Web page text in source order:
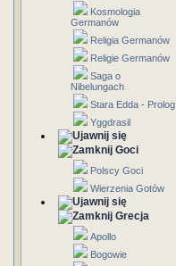
Kosmologia
Germanów
Religia Germanów
Religie Germanów
Saga o
Nibelungach
Stara Edda - Prolog
Yggdrasil
Goci
Polscy Goci
Wierzenia Gotów
Grecja
Apollo
Bogowie